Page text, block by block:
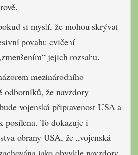
si myslí, že mohou skrývat
povahu cvičení
jejich rozsahu.
mezinárodního
odborníků, že navzdory
vojenská připravenost USA a
posílena. To dokazuje i
obrany USA, že „vojenská
jako obvykle navzdory